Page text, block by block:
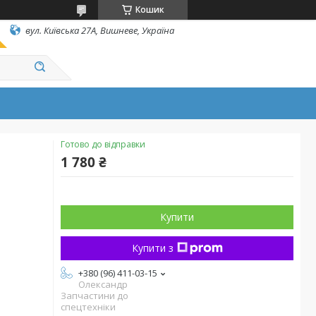
Кошик
вул. Київська 27А, Вишневе, Україна
Готово до відправки
1 780 ₴
Купити
Купити з
+380 (96) 411-03-15
Олександр
Запчастини до
спецтехніки